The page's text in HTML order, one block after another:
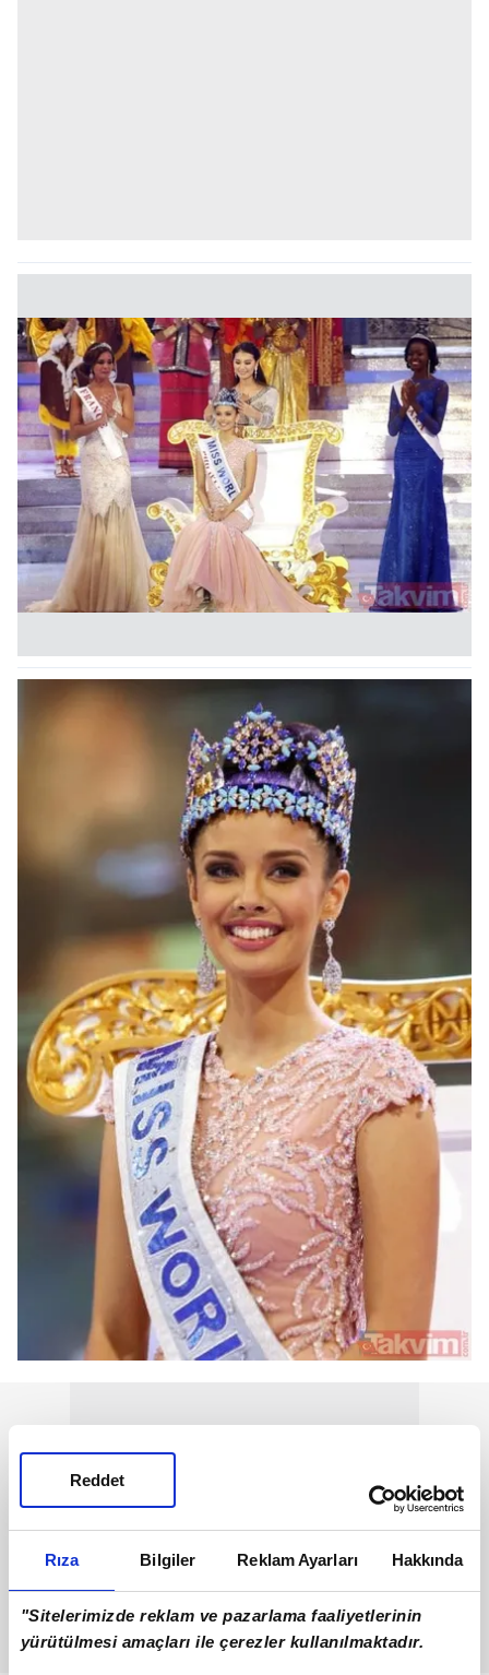
Rıza Bilgiler Reklam Ayarları Hakkında
"Sitelerimizde reklam ve pazarlama faaliyetlerinin
yürütülmesi amaçları ile çerezler kullanılmaktadır.
Reddet